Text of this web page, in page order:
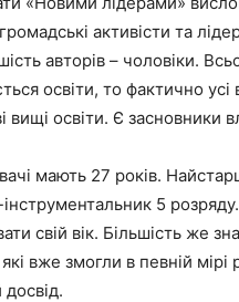
активісти та
авторів – чоловіки.
освіти, то фактично усі
вищі освіти. Є засновники
мають 27 років.
5 розряду.
свій вік. Більшість же
вже змогли в певній мірі